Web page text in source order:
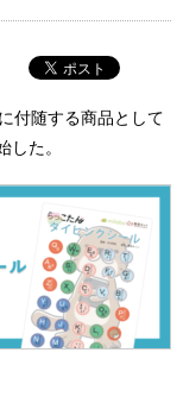
付随する商品として
した。